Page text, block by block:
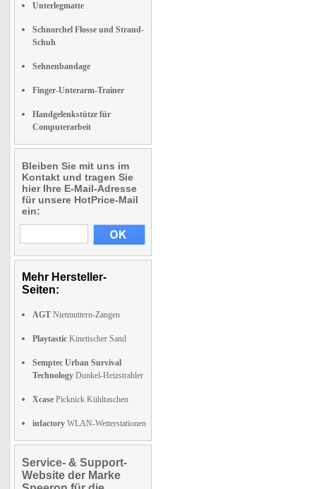
Unterlegmatte
Schnorchel Flosse und Strand-
Schuh
Sehnenbandage
Finger-Unterarm-Trainer
Handgelenkstütze für
Computerarbeit
Bleiben Sie mit uns im
Kontakt und tragen Sie
hier Ihre E-Mail-Adresse
für unsere HotPrice-Mail
ein:
Mehr Hersteller-
Seiten:
AGT Nietmuttern-Zangen
Playtastic Kinetischer Sand
Semptec Urban Survival
Technology Dunkel-Heizstrahler
Xcase Picknick Kühltaschen
infactory WLAN-Wetterstationen
Service- & Support-
Website der Marke